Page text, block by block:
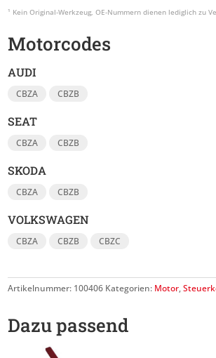
Motorcodes
AUDI
CBZA CBZB
SEAT
CBZA CBZB
SKODA
CBZA CBZB
VOLKSWAGEN
CBZA CBZB CBZC
Artikelnummer: 100406 Kategorien: Motor,
Dazu passend